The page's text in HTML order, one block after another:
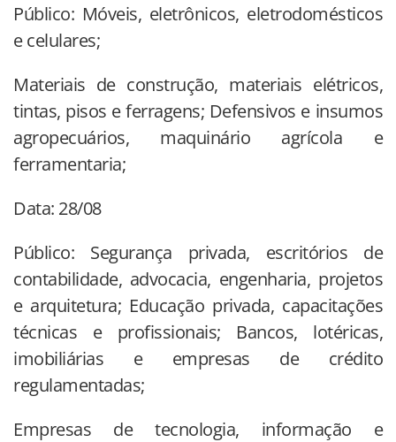
Público: Móveis, eletrônicos, eletrodomésticos
e celulares;
Materiais de construção, materiais elétricos,
tintas, pisos e ferragens; Defensivos e insumos
agropecuários, maquinário agrícola e
ferramentaria;
Data: 28/08
Público: Segurança privada, escritórios de
contabilidade, advocacia, engenharia, projetos
e arquitetura; Educação privada, capacitações
técnicas e profissionais; Bancos, lotéricas,
imobiliárias e empresas de crédito
regulamentadas;
Empresas de tecnologia, informação e